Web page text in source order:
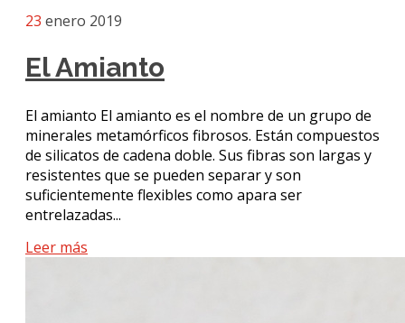
23 enero 2019
El Amianto
El amianto El amianto es el nombre de un grupo de
minerales metamórficos fibrosos. Están compuestos
de silicatos de cadena doble. Sus fibras son largas y
resistentes que se pueden separar y son
suficientemente flexibles como apara ser
entrelazadas...
Leer más